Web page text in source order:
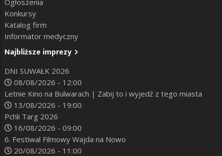
Konkursy
Katalog firm
Informator medyczny
Najbliższe imprezy
DNI SUWAŁK 2026
08/08/2026 - 12:00
Letnie Kino na Bulwarach | Zabij to i wyjedź z tego miasta
13/08/2026 - 19:00
Pchli Targ 2026
16/08/2026 - 09:00
6. Festiwal Filmowy Wajda na Nowo
20/08/2026 - 11:00